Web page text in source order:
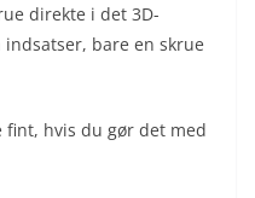
direkte i det 3D-
bare en skrue
fint, hvis du gør det med